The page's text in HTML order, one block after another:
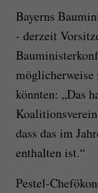
Bayerns
- derzeit
möglicherweise
könnten: „Das
dass das im
enthalten ist.“
Pestel-